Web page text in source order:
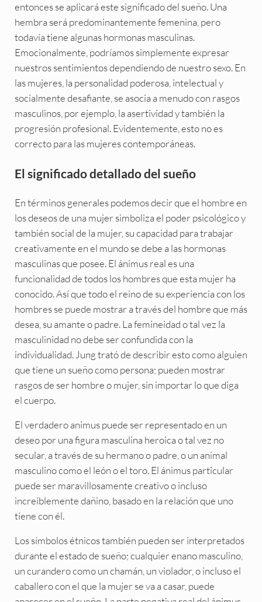
entonces se aplicará este significado del sueño. Una
hembra será predominantemente femenina, pero
todavía tiene algunas hormonas masculinas.
Emocionalmente, podríamos simplemente expresar
nuestros sentimientos dependiendo de nuestro sexo. En
las mujeres, la personalidad poderosa, intelectual y
socialmente desafiante, se asocia a menudo con rasgos
masculinos, por ejemplo, la asertividad y también la
progresión profesional. Evidentemente, esto no es
correcto para las mujeres contemporáneas.
El significado detallado del sueño
En términos generales podemos decir que el hombre en
los deseos de una mujer simboliza el poder psicológico y
también social de la mujer, su capacidad para trabajar
creativamente en el mundo se debe a las hormonas
masculinas que posee. El ánimus real es una
funcionalidad de todos los hombres que esta mujer ha
conocido. Así que todo el reino de su experiencia con los
hombres se puede mostrar a través del hombre que más
desea, su amante o padre. La femineidad o tal vez la
masculinidad no debe ser confundida con la
individualidad. Jung trató de describir esto como alguien
que tiene un sueño como persona; pueden mostrar
rasgos de ser hombre o mujer, sin importar lo que diga
el cuerpo.
El verdadero animus puede ser representado en un
deseo por una figura masculina heroica o tal vez no
secular, a través de su hermano o padre, o un animal
masculino como el león o el toro. El ánimus particular
puede ser maravillosamente creativo o incluso
increíblemente dañino, basado en la relación que uno
tiene con él.
Los símbolos étnicos también pueden ser interpretados
durante el estado de sueño; cualquier enano masculino,
un curandero como un chamán, un violador, o incluso el
caballero con el que la mujer se va a casar, puede